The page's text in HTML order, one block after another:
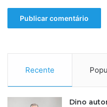
Recente
Dino